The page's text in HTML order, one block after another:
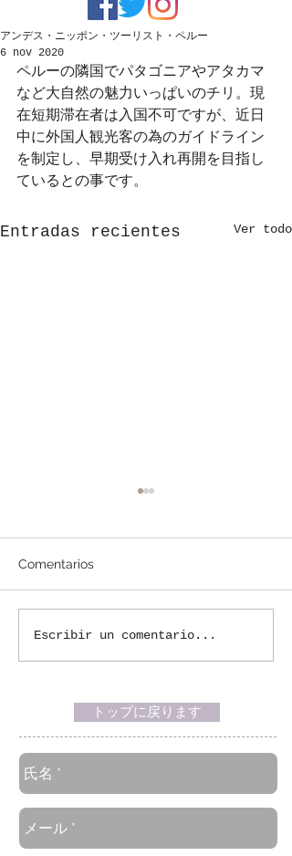
アンデス・ニッポン・ツーリスト・ペルー
6 nov 2020
ペルーの隣国でパタゴニアやアタカマ
など大自然の魅力いっぱいのチリ。現
在短期滞在者は入国不可ですが、近日
中に外国人観光客の為のガイドライン
を制定し、早期受け入れ再開を目指し
ているとの事です。
Entradas recientes Ver todo
マチュピチュへの列車は
ワクチン証明の代わりに
明で乗車可能に
Comentarios
Escribir un comentario...
トップに戻ります